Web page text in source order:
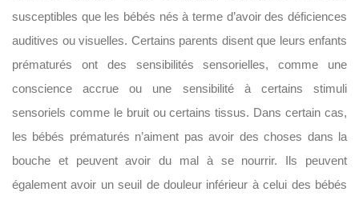
susceptibles que les bébés nés à terme d’avoir des déficiences
auditives ou visuelles. Certains parents disent que leurs enfants
prématurés ont des sensibilités sensorielles, comme une
conscience accrue ou une sensibilité à certains stimuli
sensoriels comme le bruit ou certains tissus. Dans certain cas,
les bébés prématurés n’aiment pas avoir des choses dans la
bouche et peuvent avoir du mal à se nourrir. Ils peuvent
également avoir un seuil de douleur inférieur à celui des bébés